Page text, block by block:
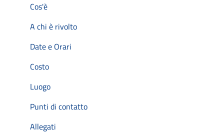
Cos'è
A chi è rivolto
Date e Orari
Costo
Luogo
Punti di contatto
Allegati